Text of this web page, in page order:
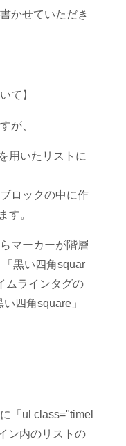
かせていただき
て】
が、
用いたリストに
ロックの中に作
す。
マーカーが階層
黒い四角squar
ムラインタグの
四角square」
「ul class="timel
ン内のリストの